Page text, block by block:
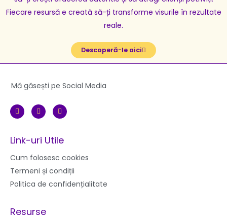
Fiecare resursă e creată să-ți transforme visurile în rezultate
reale.
Descoperă-le aici
Mă găsești pe Social Media
F
a
c
b
o
k
I
n
s
a
g
a
Y
o
u
u
b
Link-uri Utile
Cum folosesc cookies
Termeni și condiții
Politica de confidențialitate
Resurse